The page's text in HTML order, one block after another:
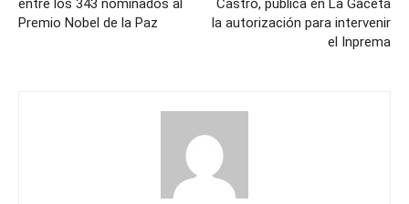
entre los 343 nominados al
Premio Nobel de la Paz
Castro, publica en La Gaceta
la autorización para intervenir
el Inprema